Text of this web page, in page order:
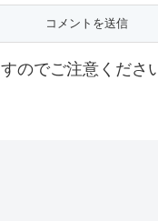
のでご注意くださ